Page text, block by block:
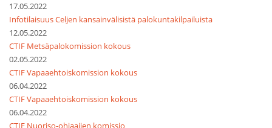
17.05.2022
Infotilaisuus Celjen kansainvälisistä palokuntakilpailuista
12.05.2022
CTIF Metsäpalokomission kokous
02.05.2022
CTIF Vapaaehtoiskomission kokous
06.04.2022
CTIF Vapaaehtoiskomission kokous
06.04.2022
CTIF Nuoriso-ohjaajien komissio